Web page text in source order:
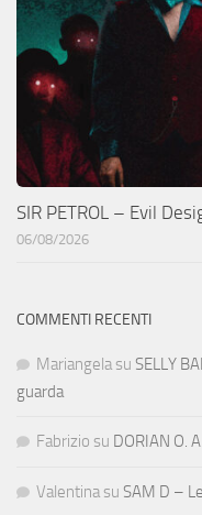
SIR PETROL – Evil
06/08/2026
COMMENTI RECENTI
Mariangela su SELLY
guarda
Fabrizio su DORIAN O.
Valentina su SAM D –